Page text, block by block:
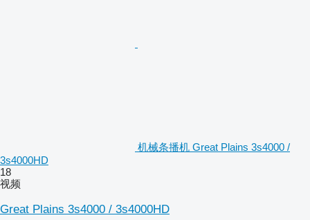
机械条播机 Great Plains 3s4000 /
3s4000HD
18
视频
Great Plains 3s4000 / 3s4000HD